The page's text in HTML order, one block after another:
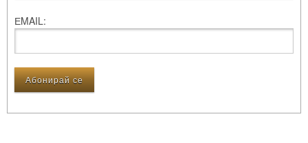
ЕMAIL: